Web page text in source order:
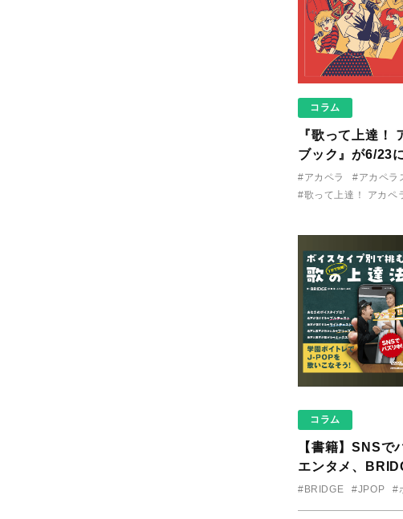
コラム
『歌って上達！
ブック』が6/23
り用アプリを公
#アカペラ #アカペラ
#歌って上達！ アカペ
コラム
【書籍】SNSで
エンタメ、
で攻略！ ボイス
#BRIDGE #JPOP #